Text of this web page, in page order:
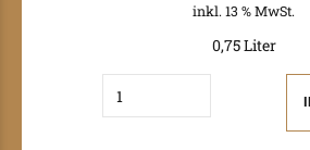
inkl. 13 % MwSt.
0,75 Liter